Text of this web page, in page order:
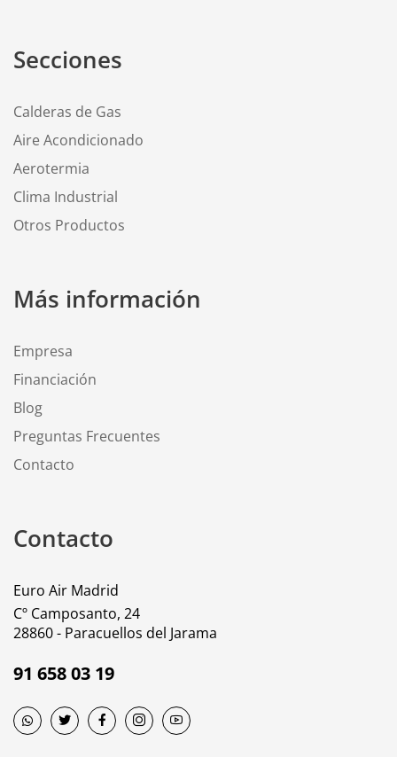
Secciones
Calderas de Gas
Aire Acondicionado
Aerotermia
Clima Industrial
Otros Productos
Más información
Empresa
Financiación
Blog
Preguntas Frecuentes
Contacto
Contacto
Euro Air Madrid
Cº Camposanto, 24
28860 - Paracuellos del Jarama
91 658 03 19